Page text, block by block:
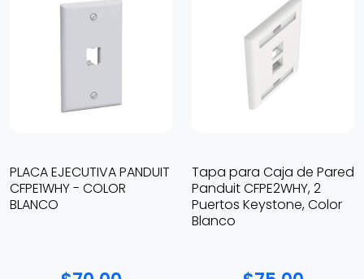
PLACA EJECUTIVA PANDUIT
CFPE1WHY - COLOR
BLANCO
Tapa para Caja de Pared
Panduit CFPE2WHY, 2
Puertos Keystone, Color
Blanco